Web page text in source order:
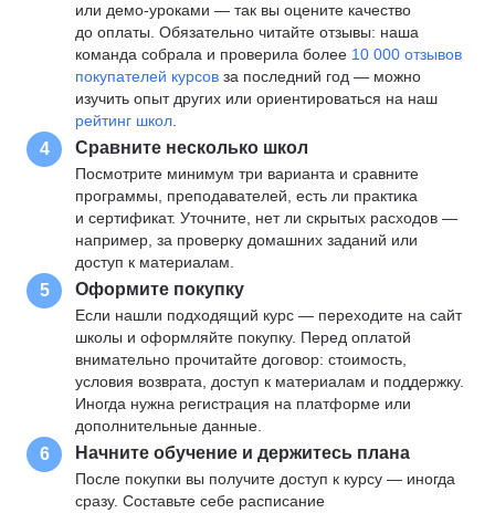
или демо-уроками — так вы оцените качество
до оплаты. Обязательно читайте отзывы: наша
команда собрала и проверила более 10 000 отзывов
покупателей курсов за последний год — можно
изучить опыт других или ориентироваться на наш
рейтинг школ
4 Сравните несколько школ
Посмотрите минимум три варианта и сравните
программы, преподавателей, есть ли практика
и сертификат. Уточните, нет ли скрытых расходов —
например, за проверку домашних заданий или
доступ к материалам.
5 Оформите покупку
Если нашли подходящий курс — переходите на сайт
школы и оформляйте покупку. Перед оплатой
внимательно прочитайте договор: стоимость,
условия возврата, доступ к материалам и поддержку.
Иногда нужна регистрация на платформе или
дополнительные данные.
6 Начните обучение и держитесь плана
После покупки вы получите доступ к курсу — иногда
сразу. Составьте себе расписание